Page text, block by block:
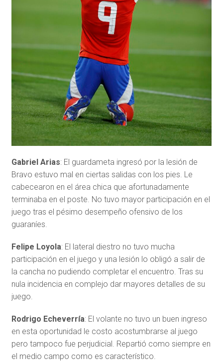
Gabriel Arias: El guardameta ingresó por la lesión de
Bravo estuvo mal en ciertas salidas con los pies. Le
cabecearon en el área chica que afortunadamente
terminaba en el poste. No tuvo mayor participación en el
juego tras el pésimo desempeño ofensivo de los
guaraníes.
Felipe Loyola: El lateral diestro no tuvo mucha
participación en el juego y una lesión lo obligó a salir de
la cancha no pudiendo completar el encuentro. Tras su
nula incidencia en complejo dar mayores detalles de su
juego.
Rodrigo Echeverría: El volante no tuvo un buen ingreso
en esta oportunidad le costo acostumbrarse al juego
pero tampoco fue perjudicial. Repartió como siempre en
el medio campo como es característico.